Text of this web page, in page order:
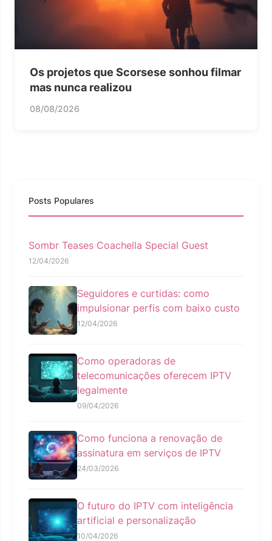
Os projetos que Scorsese sonhou filmar
mas nunca realizou
08/08/2026
Posts Populares
Sombr Teases Coachella Special Guest
12/04/2026
Seguidores e curtidas: como
impulsionar perfis com baixo custo
12/04/2026
Como operadoras de
telecomunicações oferecem IPTV
legalmente
09/04/2026
Como funciona a renovação de
assinatura em serviços de IPTV
24/03/2026
O futuro do IPTV com inteligência
artificial e personalização
10/04/2026